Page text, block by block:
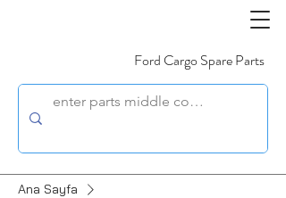
Ford Cargo Spare Parts
Ana Sayfa